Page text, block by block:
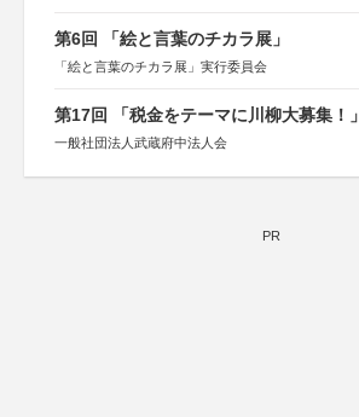
第6回 「絵と言葉のチカラ展」
「絵と言葉のチカラ展」実行委員会
第17回 「税金をテーマに川柳大募集！」
一般社団法人武蔵府中法人会
PR